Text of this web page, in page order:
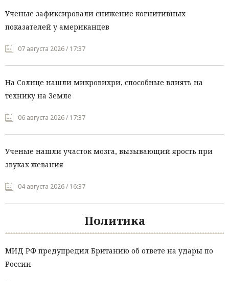
Ученые зафиксировали снижение когнитивных
показателей у американцев
07 августа 2026 / 17:37
На Солнце нашли микровихри, способные влиять на
технику на Земле
06 августа 2026 / 17:37
Ученые нашли участок мозга, вызывающий ярость при
звуках жевания
04 августа 2026 / 16:37
Политика
МИД РФ предупредил Британию об ответе на удары по
России